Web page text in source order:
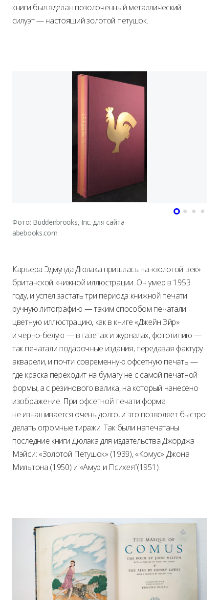
книги был вделан позолоченный металлический
силуэт — настоящий золотой петушок.
Фото: Buddenbrooks, Inc. для сайта
abebooks.com
Карьера Эдмунда Дюлака пришлась на «золотой век»
британской книжной иллюстрации. Он умер в 1953
году, и успел застать три периода книжной печати:
ручную литографию — таким способом печатали
цветную иллюстрацию, как в книге «Джейн Эйр»
и черно-белую — в газетах и журналах, фототипию —
так печатали подарочные издания, передавая фактуру
акварели, и почти современную офсетную печать —
где краска переходит на бумагу не с самой печатной
формы, а с резинового валика, на который нанесено
изображение. При офсетной печати форма
не изнашивается очень долго, и это позволяет быстро
делать огромные тиражи. Так были напечатаны
последние книги Дюлака для издательства Джорджа
Мэйси: «Золотой Петушок» (1939), «Комус» Джона
Мильтона (1950) и «Амур и Психея”(1951).